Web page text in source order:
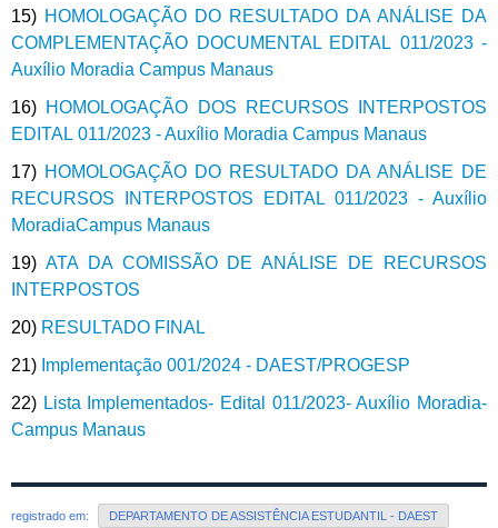
15) HOMOLOGAÇÃO DO RESULTADO DA ANÁLISE DA
COMPLEMENTAÇÃO DOCUMENTAL EDITAL 011/2023 -
Auxílio Moradia Campus Manaus
16) HOMOLOGAÇÃO DOS RECURSOS INTERPOSTOS
EDITAL 011/2023 - Auxílio Moradia Campus Manaus
17) HOMOLOGAÇÃO DO RESULTADO DA ANÁLISE DE
RECURSOS INTERPOSTOS EDITAL 011/2023 - Auxílio
MoradiaCampus Manaus
19) ATA DA COMISSÃO DE ANÁLISE DE RECURSOS
INTERPOSTOS
20) RESULTADO FINAL
21) Implementação 001/2024 - DAEST/PROGESP
22) Lista Implementados- Edital 011/2023- Auxílio Moradia-
Campus Manaus
registrado em: DEPARTAMENTO DE ASSISTÊNCIA ESTUDANTIL - DAEST